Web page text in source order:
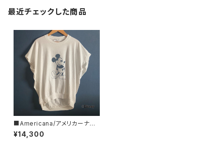
最近チェックした商品
■Americana/アメリカーナ■
Mickey Mouse/ミッキーマウ
ス/プリントノースリーブT■BR
¥14,300